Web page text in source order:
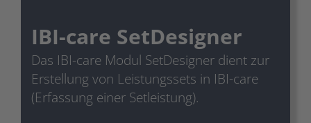
IBI-care SetDesigner
Das IBI-care Modul SetDesigner dient zur
Erstellung von Leistungssets in IBI-care
(Erfassung einer Setleistung).